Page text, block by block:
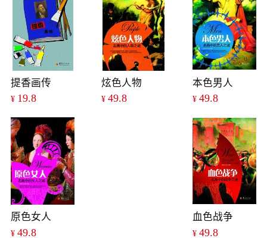
提香画传
¥ 19.8
炫色人物
¥49.8
本色男人
¥ 49.8
原色女人
¥ 49.8
血色战争
¥ 49.8